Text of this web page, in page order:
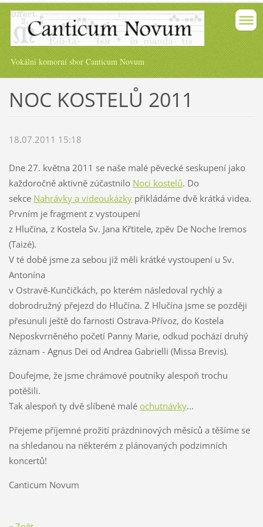
Vokální komorní sbor Canticum Novum
NOC KOSTELŮ 2011
18.07.2011 15:18
Dne 27. května 2011 se naše malé pěvecké seskupení jako
každoročně aktivně zúčastnilo Noci kostelů. Do
sekce Nahrávky a videoukázkypřikládáme dvě krátká videa.
Prvním je fragment z vystoupení
z Hlučína, z Kostela Sv. Jana Křtitele, zpěv De Noche Iremos
(Taizé).
V té době jsme za sebou již měli krátké vystoupení u Sv.
Antonína
v Ostravě-Kunčičkách, po kterém následoval rychlý a
dobrodružný přejezd do Hlučína. Z Hlučína jsme se později
přesunuli ještě do farnosti Ostrava-Přívoz, do Kostela
Neposkvrněného početí Panny Marie, odkud pochází druhý
záznam - Agnus Dei od Andrea Gabrielli (Missa Brevis).
Doufejme, že jsme chrámové poutníky alespoň trochu
potěšili.
Tak alespoň ty dvě slíbené malé ochutnávky...
Přejeme příjemné prožití prázdninových měsíců a těšíme se
na shledanou na některém z plánovaných podzimních
koncertů!
Canticum Novum